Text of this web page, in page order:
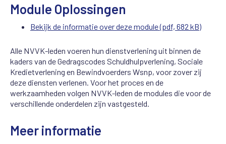
Module Oplossingen
Bekijk de informatie over deze module (pdf, 682 kB)
Alle NVVK-leden voeren hun dienstverlening uit binnen de
kaders van de Gedragscodes Schuldhulpverlening, Sociale
Kredietverlening en Bewindvoerders Wsnp, voor zover zij
deze diensten verlenen. Voor het proces en de
werkzaamheden volgen NVVK-leden de modules die voor de
verschillende onderdelen zijn vastgesteld.
Meer informatie